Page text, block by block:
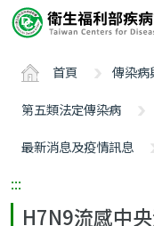
要
ALT+C
首頁 傳染病
第五類法定傳染病
最新消息及疫情訊息
:::
H7N9流感中